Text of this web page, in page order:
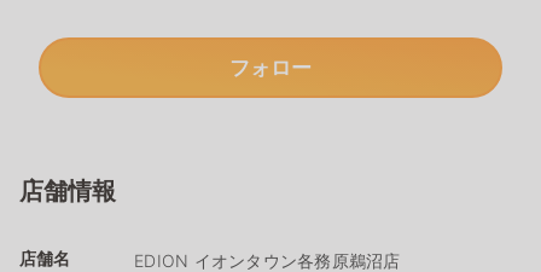
フォロー
店舗情報
店舗名 EDION イオンタウン各務原鵜沼店